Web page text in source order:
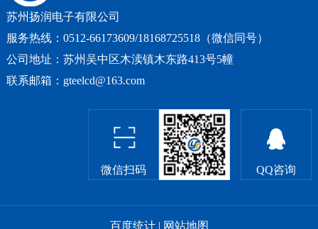
苏州扬润电子有限公司
服务热线：0512-66173609/18168725518（微信同号）
公司地址：苏州吴中区木渎镇木东路413号5幢
联系邮箱：gteelcd@163.com
QQ咨询
微信扫码
百度统计| 网站地图